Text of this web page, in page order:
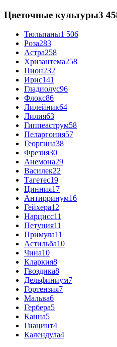
Цветочные культуры3
Тюльпаны1 506
Роза283
Астра258
Хризантема258
Пион232
Ирис141
Гладиолус96
Флокс86
Лилейник64
Лилия63
Гиппеаструм58
Пеларгония57
Георгина38
Фрезия30
Анемона29
Василек22
Тагетес19
Цинния17
Антирринум16
Гейхера12
Нарцисс11
Петуния11
Примула11
Астильба10
Чина10
Кларкия8
Гвоздика8
Дельфиниум7
Гортензия7
Мальва6
Гербера5
Канна5
Гиацинт4
Календула4